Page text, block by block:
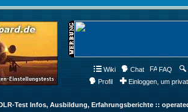
Wiki Chat FAQ
Profil
Einloggen, um
Test Infos, Ausbildung, Erfahrungsberichte ::